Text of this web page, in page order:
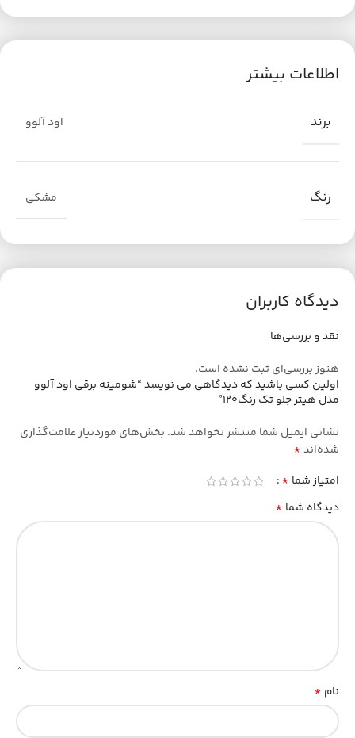
اطلاعات بیشتر
برند اود آلوو
رنگ مشکی
دیدگاه کاربران
نقد و بررسی‌ها
هنوز بررسی‌ای ثبت نشده است.
اولین کسی باشید که دیدگاهی می نویسد “شومینه برقی اود آلوو
مدل هیتر جلو تک رنگ120”
نشانی ایمیل شما منتشر نخواهد شد. بخش‌های موردنیاز علامت‌گذاری
شده‌اند*
امتیاز شما *
دیدگاه شما *
نام *